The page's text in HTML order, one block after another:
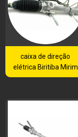
caixa de direção
elétrica Biritiba Mirim